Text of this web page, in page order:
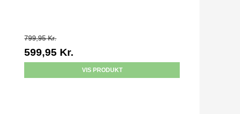
799,95 Kr.
599,95 Kr.
VIS PRODUKT